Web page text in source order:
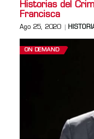
Historias del
Francisca
Ago 25, 2020
ON DEMAND